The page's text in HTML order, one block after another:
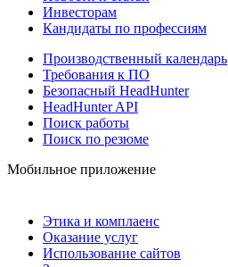
Инвесторам
Кандидаты по профессиям
Производственный календарь
Требования к ПО
Безопасный HeadHunter
HeadHunter API
Поиск работы
Поиск по резюме
Мобильное приложение
Этика и комплаенс
Оказание услуг
Использование сайтов